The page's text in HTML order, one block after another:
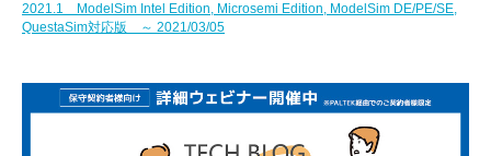
2021.1 ModelSim Intel Edition, Microsemi Edition, ModelSim DE/PE/SE,
QuestaSim対応版 ～ 2021/03/05